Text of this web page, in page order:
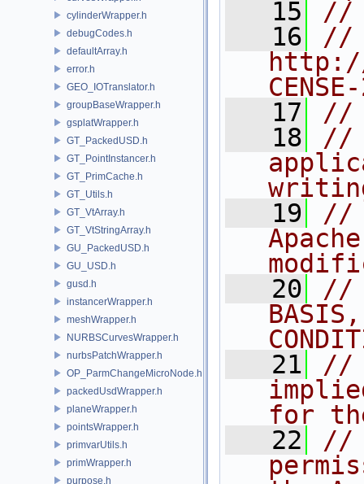
cylinderWrapper.h
debugCodes.h
defaultArray.h
error.h
GEO_IOTranslator.h
groupBaseWrapper.h
gsplatWrapper.h
GT_PackedUSD.h
GT_PointInstancer.h
GT_PrimCache.h
GT_Utils.h
GT_VtArray.h
GT_VtStringArray.h
GU_PackedUSD.h
GU_USD.h
gusd.h
instancerWrapper.h
meshWrapper.h
NURBSCurvesWrapper.h
nurbsPatchWrapper.h
OP_ParmChangeMicroNode.h
packedUsdWrapper.h
planeWrapper.h
pointsWrapper.h
primvarUtils.h
primWrapper.h
purpose.h
   15
//
   16
//
   17
//
   18
//
   19
//
   20
//
BASIS,
   21
//
for
   22
//